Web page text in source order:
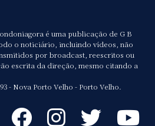
é uma publicação de G B
o noticiário, incluindo vídeos, não
por broadcast, reescritos ou
escrita da direção, mesmo citando a
- Nova Porto Velho - Porto Velho.